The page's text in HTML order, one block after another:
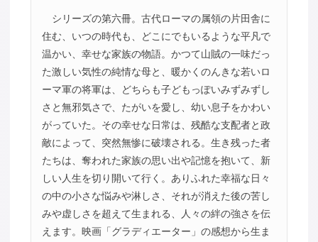
シリーズの第六冊。古代ローマの属領の片田舎に
住む、いつの時代も、どこにでもいるような平凡で
温かい、幸せな家族の物語。かつて山賊の一味だっ
た激しい気性の純情な母と、暖かくのんきな若いロ
ーマ軍の将軍は、どちらも子どもっぽいみずみずし
さと無邪気さで、たがいを愛し、幼い息子をかわい
がっていた。その幸せな日常は、残酷な支配者と政
敵によって、突然無惨に破壊される。生き残った者
たちは、奪われた家族の思い出や記憶を抱いて、新
しい人生を切り開いて行く。ありふれた幸福な日々
の中の小さな悩みや淋しさ、それが消えた後の苦し
みや虚しさを超えて生まれる、人々の絆の強さを伝
えます。映画「グラディエーター」の感想から生ま